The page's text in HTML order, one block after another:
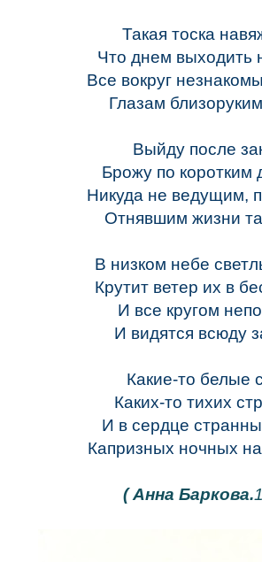
Такая тоска
Что днем выходить
Все вокруг
Глазам
Выйду после
Брожу по коротким
Никуда не ведущим,
Отнявшим жизни
В низком небе
Крутит ветер их в
И все кругом
И видятся всюду
Какие-то белые
Каких-то тихих
И в сердце
Капризных ночных
( Анна Баркова.